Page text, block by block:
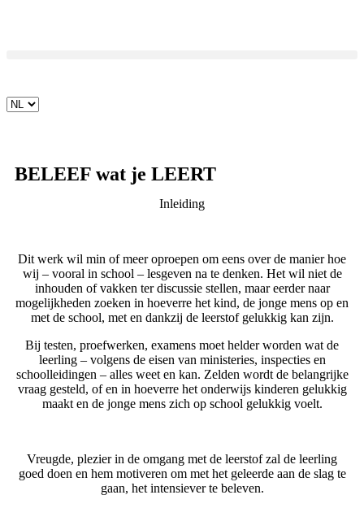
BELEEF wat je LEERT
Inleiding
Dit werk wil min of meer oproepen om eens over de manier hoe
wij – vooral in school – lesgeven na te denken. Het wil niet de
inhouden of vakken ter discussie stellen, maar eerder naar
mogelijkheden zoeken in hoeverre het kind, de jonge mens op en
met de school, met en dankzij de leerstof gelukkig kan zijn.
Bij testen, proefwerken, examens moet helder worden wat de
leerling – volgens de eisen van ministeries, inspecties en
schoolleidingen – alles weet en kan. Zelden wordt de belangrijke
vraag gesteld, of en in hoeverre het onderwijs kinderen gelukkig
maakt en de jonge mens zich op school gelukkig voelt.
Vreugde, plezier in de omgang met de leerstof zal de leerling
goed doen en hem motiveren om met het ge­leerde aan de slag te
gaan, het intensiever te beleven.